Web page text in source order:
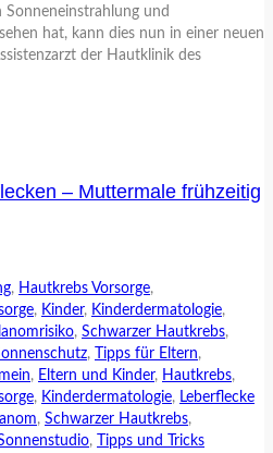
und
hat, kann dies nun in einer neuen
der Hautklinik des
– Muttermale frühzeitig
, Hautkrebs Vorsorge,
, Kinder, Kinderdermatologie,
, Schwarzer Hautkrebs,
, Tipps für Eltern,
, Eltern und Kinder, Hautkrebs,
, Kinderdermatologie, Leberflecke
, Schwarzer Hautkrebs,
,
Tipps und Tricks